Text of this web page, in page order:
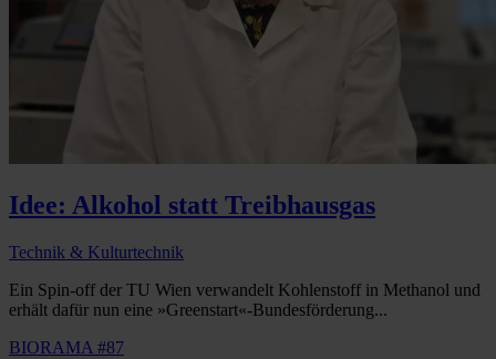
Idee: Alkohol statt Treibhausgas
Technik & Kulturtechnik
Ein Spin-off der TU Wien verwandelt Kohlenstoff in Methanol und
erhält dafür nun eine »Greenstart«-Bundesförderung...
BIORAMA #87